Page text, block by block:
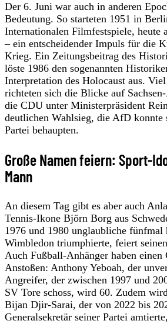
Der 6. Juni war auch in anderen
Bedeutung. So starteten 1951 in
Internationalen Filmfestspiele, heute
– ein entscheidender Impuls für die
Krieg. Ein Zeitungsbeitrag des
löste 1986 den sogenannten
Interpretation des Holocaust aus.
richteten sich die Blicke auf
die CDU unter Ministerpräsident
deutlichen Wahlsieg, die AfD konnte
Partei behaupten.
Große Namen feiern: Sport-
Mann
An diesem Tag gibt es aber auch
Tennis-Ikone Björn Borg aus
1976 und 1980 unglaubliche fünfmal
Wimbledon triumphierte, feiert
Auch Fußball-Anhänger haben einen
Anstoßen: Anthony Yeboah, der
Angreifer, der zwischen 1997 und
SV Tore schoss, wird 60. Zudem
Bijan Djir-Sarai, der von 2022 bis
Generalsekretär seiner Partei